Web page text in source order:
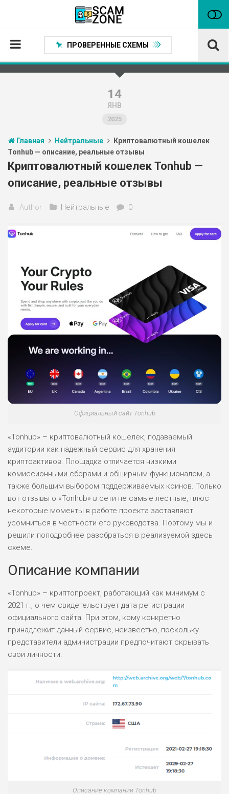
Проверенные способы заработка
Статьи
Партнеры
ПРОВЕРЕННЫЕ СХЕМЫ
14
ЯНВ
2025
Главная Нейтральные
Криптовалютный кошелек
Tonhub — описание, реальные отзывы
Криптовалютный кошелек Tonhub —
описание, реальные отзывы
Author Нейтральные 0
Официальный сайт Tonhub
«Tonhub» – криптовалютный кошелек, подаваемый
аудитории как надежный сервис для хранения
криптоактивов. Площадка отличается низкими
комиссионными сборами и обширным функционалом, а
также большим выбором поддерживаемых коинов. Только
вот отзывы о «Tonhub» в сети не самые лестные, плюс
некоторые моменты в работе проекта заставляют
усомниться в честности его руководства. Поэтому мы и
решили поподробнее разобраться в реализуемой здесь
схеме.
Описание компании
«Tonhub» – криптопроект, работающий как минимум с
2021 г., о чем свидетельствует дата регистрации
официального сайта. При этом, кому конкретно
принадлежит данный сервис, неизвестно, поскольку
представители администрации предпочитают скрывать
свои личности.
Описание компании Tonhub